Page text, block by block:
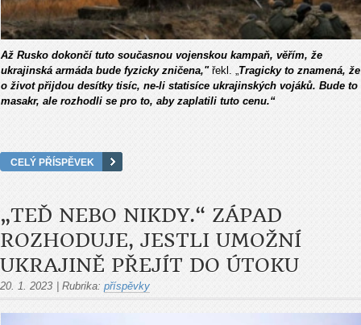
Až Rusko dokončí tuto současnou vojenskou kampaň, věřím, že
ukrajinská armáda bude fyzicky zničena," řekl. „ Tragicky to znamená, že
o život přijdou desítky tisíc, ne-li statisíce ukrajinských vojáků. Bude to
masakr, ale rozhodli se pro to, aby zaplatili tuto cenu.“
CELÝ PŘÍSPĚVEK
„TEĎ NEBO NIKDY.“ ZÁPAD
ROZHODUJE, JESTLI UMOŽNÍ
UKRAJINĚ PŘEJÍT DO ÚTOKU
20. 1. 2023 Rubrika: příspěvky